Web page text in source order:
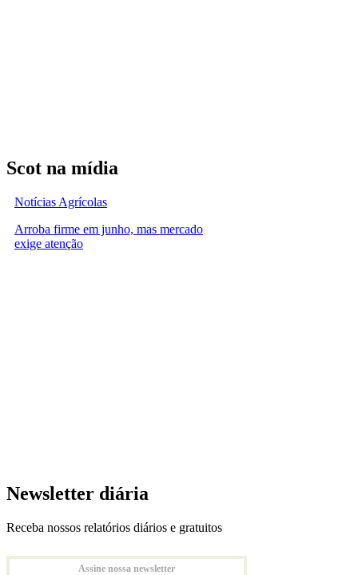
Scot na mídia
Notícias Agrícolas
Arroba firme em junho, mas mercado
exige atenção
Newsletter diária
Receba nossos relatórios diários e gratuitos
Assine nossa newsletter